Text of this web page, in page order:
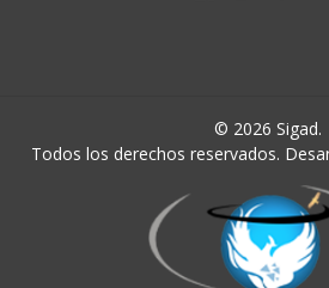
© 2026 Sigad.
Todos los derechos reservados.